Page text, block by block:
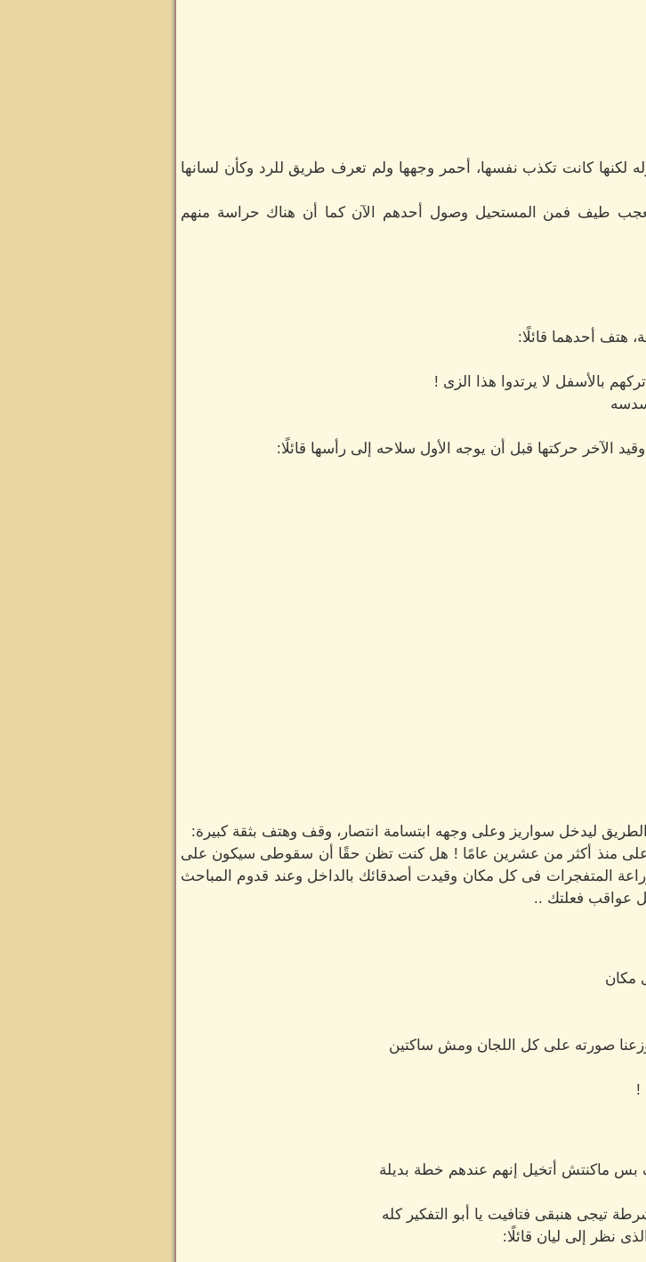
لكنها كانت تكذب نفسها، أحمر وجهها ولم تعرف طريق للرد وكأن لسانها
طيف فمن المستحيل وصول أحدهم الآن كما أن هناك حراسة منهم
هتف أحدهما قائلًا:
بالأسفل لا يرتدوا هذا الزى !
الآخر حركتها قبل أن يوجه الأول سلاحه إلى رأسها قائلًا:
ليدخل سواريز وعلى وجهه ابتسامة انتصار، وقف وهتف بثقة كبيرة:
على منذ أكثر من عشرين عامًا ! هل كنت تظن حقًا أن سقوطى سيكون على
المتفجرات فى كل مكان وقيدت أصدقائك بالداخل وعند قدوم المباحث
عواقب فعلتك ..
مكان
ووزعنا صورته على كل اللجان ومش ساكتين
ماكنتش أتخيل إنهم عندهم خطة بديلة
تيجى هنبقى فتافيت يا أبو التفكير كله
نظر إلى ليان قائلًا: